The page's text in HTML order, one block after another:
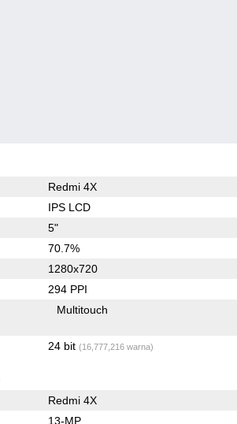
Redmi 4X
IPS LCD
5"
70.7%
1280x720
294 PPI
Multitouch
24 bit (16,777,216 warna)
Redmi 4X
13-MP